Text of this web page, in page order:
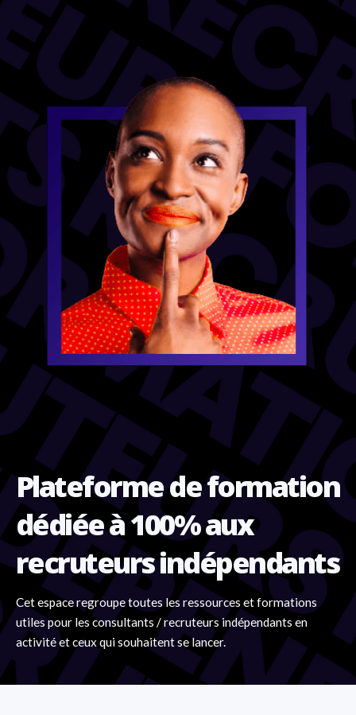
Plateforme de formation
dédiée à 100% aux
recruteurs indépendants
Cet espace regroupe toutes les ressources et formations
utiles pour les consultants / recruteurs indépendants en
activité et ceux qui souhaitent se lancer.